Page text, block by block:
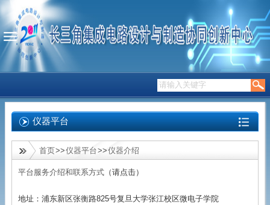
仪器平台
首页>>仪器平台>>仪器介绍
平台服务介绍和联系方式 （请点击）
地址：浦东新区张衡路825号复旦大学张江校区微电子学院